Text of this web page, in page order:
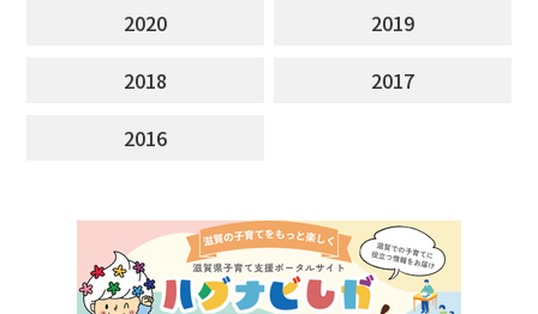
2020
2019
2018
2017
2016